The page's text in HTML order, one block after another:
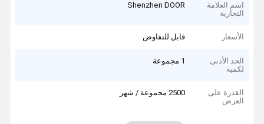
اسم العلامة
التجارية
Shenzhen DOOR
الأسعار قابل للتفاوض
الحد الأدنى
لكمية
1 مجموعة
القدرة على
العرض
2500 مجموعة / شهر